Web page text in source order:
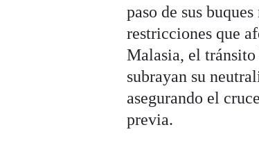
paso de sus
restricciones que
Malasia, el tránsito
subrayan su
asegurando el
previa.